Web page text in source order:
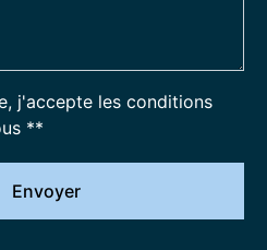
j'accepte les conditions
**
Envoyer